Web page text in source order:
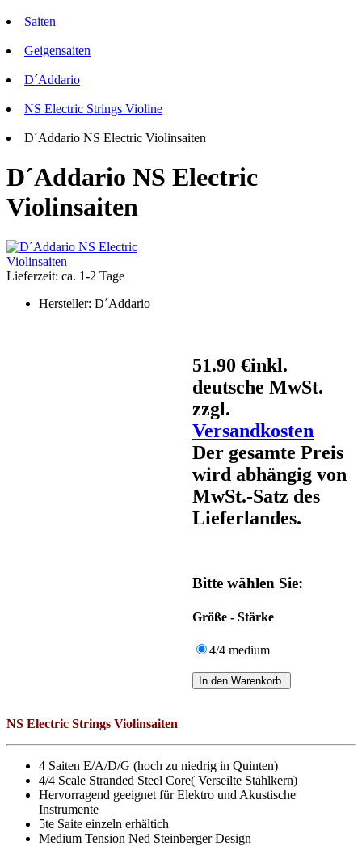
Saiten
Geigensaiten
D´Addario
NS Electric Strings Violine
D´Addario NS Electric Violinsaiten
D´Addario NS Electric
Violinsaiten
Lieferzeit: ca. 1-2 Tage
Hersteller: D´Addario
51.90 €inkl.
deutsche MwSt.
zzgl.
Versandkosten
Der gesamte Preis
wird abhängig von
MwSt.-Satz des
Lieferlandes.
Bitte wählen Sie:
Größe - Stärke
4/4 medium
NS Electric Strings Violinsaiten
4 Saiten E/A/D/G (hoch zu niedrig in Quinten)
4/4 Scale Stranded Steel Core( Verseilte Stahlkern)
Hervorragend geeignet für Elektro und Akustische
Instrumente
5te Saite einzeln erhältich
Medium Tension Ned Steinberger Design